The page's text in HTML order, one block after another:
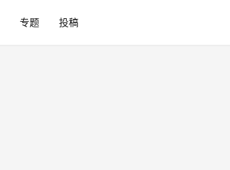
专题 投稿